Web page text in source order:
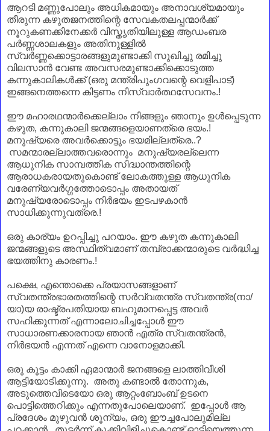
ആറടി മണ്ണുപോലും അധികമായും അനാവശ്യമായും
തീരുന്ന കഴുതജനത്തിന്റെ സേവകതലപ്പന്മാർക്ക്
നൂറുകണക്കിനേക്കർ വിസ്തൃതിയിലുള്ള ആഡംബര
പർണ്ണശാലകളും അതിനുള്ളിൽ
സ്വർണ്ണക്കൊട്ടാരങ്ങളുമുണ്ടാക്കി സുഖിച്ചു രമിച്ചു
വിലസാൻ വേണ്ട അവസരമുണ്ടാക്കിക്കൊടുത്ത
കന്നുകാലികൾക്ക് (ഒരു മന്ത്രിപുംഗവന്റെ വെളിപാട്)
ഇങ്ങനെത്തന്നെ കിട്ടണം നിസ്വാർത്ഥസേവനം.!
ഈ മഹാരഥന്മാർക്കെല്ലാം നിങ്ങളും ഞാനും ഉൾപ്പെടുന്ന
കഴുത, കന്നുകാലി ജന്മങ്ങളെയാണത്രെ ഭയം.!
മനുഷ്യരെ അവർക്കൊട്ടും ഭയമില്ലത്രെ..?
സമന്മാരല്ലാത്തവരൊന്നും മനുഷ്യരല്ലെന്ന
ആധുനിക സാമ്പത്തിക സിദ്ധാന്തത്തിന്റെ
ആരാധകരായതുകൊണ്ട് ലോകത്തുള്ള ആധുനിക
വരേണ്യവർഗ്ഗത്തോടൊപ്പം അതായത്
മനുഷ്യരോടൊപ്പം നിർഭയം ഇടപഴകാൻ
സാധിക്കുന്നുവത്രെ.!
ഒരു കാര്യം ഉറപ്പിച്ചു പറയാം. ഈ കഴുത കന്നുകാലി
ജന്മങ്ങളുടെ അസ്ഥിത്വമാണ്‌ തമ്പ്രാക്കന്മാരുടെ വർദ്ധിച്ച
ഭയത്തിനു കാരണം.!
പക്ഷെ, എന്തൊക്കെ പ്രയാസങ്ങളാണ്‌
സ്വതന്ത്രഭാരതത്തിന്റെ സർവ്വതന്ത്ര സ്വതന്ത്ര(നാ/
യാ)യ രാഷ്ട്രപതിയായ ബഹുമാനപ്പെട്ട അവർ
സഹിക്കുന്നത് എന്നാലോചിച്ചപ്പോൾ ഈ
സാധാരണക്കാരനായ ഞാൻ എത്ര സ്വതന്ത്രൻ,
നിർഭയൻ എന്നത് എന്നെ വാനോളമാക്കി.
ഒരു കൂട്ടം കാക്കി ഏമാന്മാർ ജനങ്ങളെ ലാത്തിവീശി
ആട്ടിയോടിക്കുന്നു. അതു കണ്ടാൽ തോന്നുക,
അടുത്തെവിടെയോ ഒരു ആറ്റംബോംബ് ഉടനെ
പൊട്ടിത്തെറിക്കും എന്നതുപോലെയാണ്‌. ഇപ്പോൾ ആ
പ്രദേശം മുഴുവൻ ശൂന്യം, ഒരു ഈച്ചപോലുമില്ല